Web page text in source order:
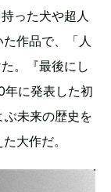
った犬や超人
作品で、「人
。『最後にし
年に発表した初
未来の歴史を
大作だ。